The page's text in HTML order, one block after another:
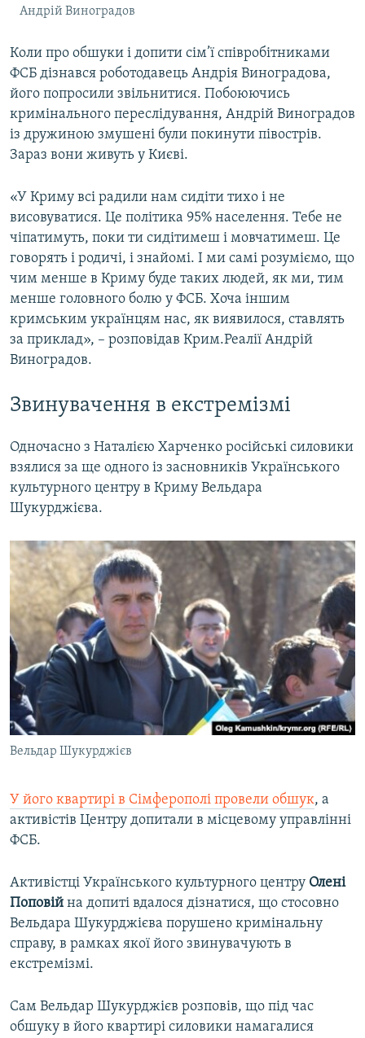
Андрій Виноградов
Коли про обшуки і допити сім’ї співробітниками
ФСБ дізнався роботодавець Андрія Виноградова,
його попросили звільнитися. Побоюючись
кримінального переслідування, Андрій Виноградов
із дружиною змушені були покинути півострів.
Зараз вони живуть у Києві.
«У Криму всі радили нам сидіти тихо і не
висовуватися. Це політика 95% населення. Тебе не
чіпатимуть, поки ти сидітимеш і мовчатимеш. Це
говорять і родичі, і знайомі. І ми самі розуміємо, що
чим менше в Криму буде таких людей, як ми, тим
менше головного болю у ФСБ. Хоча іншим
кримським українцям нас, як виявилося, ставлять
за приклад», – розповідав Крим.Реалії Андрій
Виноградов.
Звинувачення в екстремізмі
Одночасно з Наталією Харченко російські силовики
взялися за ще одного із засновників Українського
культурного центру в Криму Вельдара
Шукурджієва.
Вельдар Шукурджієв
У його квартирі в Сімферополі провели обшук, а
активістів Центру допитали в місцевому управлінні
ФСБ.
Активістці Українського культурного центру Олені
Поповій на допиті вдалося дізнатися, що стосовно
Вельдара Шукурджієва порушено кримінальну
справу, в рамках якої його звинувачують в
екстремізмі.
Сам Вельдар Шукурджієв розповів, що під час
обшуку в його квартирі силовики намагалися